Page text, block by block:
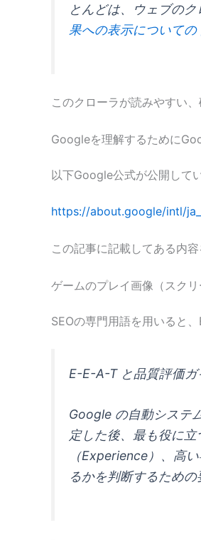
とんどは、ウェブの
果への表示についての
このクローラが読みやすい
Googleを理解するために
以下Google公式が公開して
https://about.google/intl/
この記事に記載してある内
ゲームのプレイ画像（スク
SEOの専門用語を用いると
E-E-A-T と品質評価
Google の自動システ
定した後、最も役に
（Experience）、高
るかを判断するための